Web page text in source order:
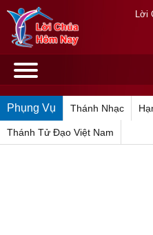
Lời
Phụng Vụ Thánh Nhạc
Thánh Tử Đạo Việt Nam